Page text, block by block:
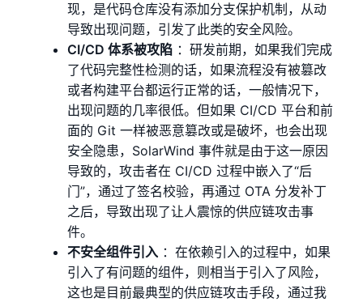
现，是代码仓库没有添加分支保护机制，从动
导致出现问题，引发了此类的安全⻛险。
CI/CD 体系被攻陷 ：研发前期，如果我们完成
了代码完整性检测的话，如果流程没有被篡改
或者构建平台都运行正常的话，一般情况下，
出现问题的几率很低。但如果 CI/CD 平台和前
面的 Git 一样被恶意篡改或是破坏，也会出现
安全隐患，SolarWind 事件就是由于这一原因
导致的，攻击者在 CI/CD 过程中嵌入了“后
⻔”，通过了签名校验，再通过 OTA 分发补丁
之后，导致出现了让人震惊的供应链攻击事
件。
不安全组件引入 ：在依赖引入的过程中，如果
引入了有问题的组件，则相当于引入了⻛险，
这也是目前最典型的供应链攻击手段，通过我